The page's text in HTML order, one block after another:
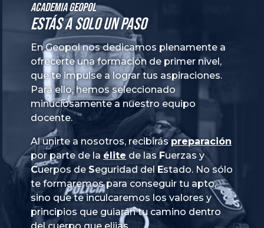
Academia GeoPol
Estás a solo un paso
En Geopol nos dedicamos plenamente a
ofrecerte una formación de primer nivel,
que te impulse a lograr tus aspiraciones.
Para ello, hemos seleccionado
minuciosamente a nuestro equipo
docente.
Al unirte a nosotros, recibiráspreparación
por parte de la élite de las Fuerzas y
Cuerpos de Seguridad del Estado. No sólo
te formaremos para conseguir tu apto,
sino que te inculcaremos los valores y
principios que guiarán tu camino dentro